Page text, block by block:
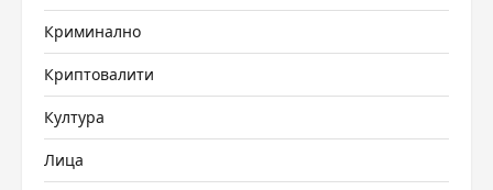
Криминално
Криптовалити
Култура
Лица